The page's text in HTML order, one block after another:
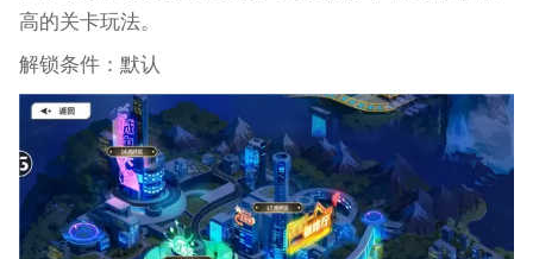
高的关卡玩法。
解锁条件：默认